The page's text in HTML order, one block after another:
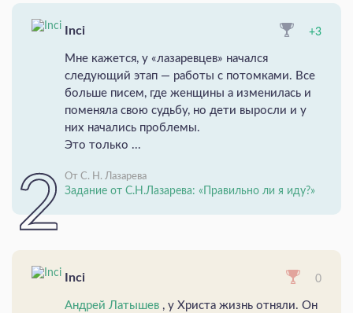
Inci +3
Мне кажется, у «лазаревцев» начался
следующий этап — работы с потомками. Все
больше писем, где женщины а изменилась и
поменяла свою судьбу, но дети выросли и у
них начались проблемы.
Это только ...
От С. Н. Лазарева
Задание от С.Н.Лазарева: «Правильно ли я иду?»
Inci 0
Андрей Латышев , у Христа жизнь отняли. Он